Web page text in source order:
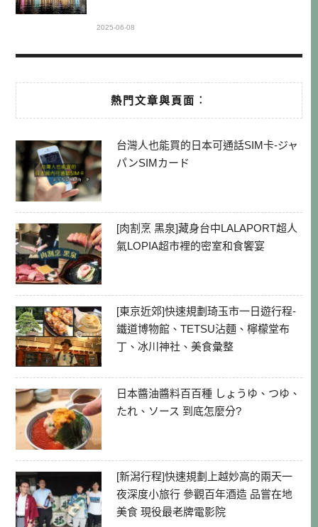
2025-06-08
熱門文章與頁面︰
台灣人也能買的日本可通話SIM卡-ジャ
パンSIMカード
[肉割烹 黑泉]藏身台中LALAPORT超人
氣LOPIA超市裡的密室和食饗宴
[東京近郊]快速規劃琦玉市一日遊行程-
鐵道博物館、TETSU沾麵、檸檬堂布
丁、冰川神社、美食彙整
日本醬油醬料百百種 しょうゆ、つゆ、
たれ、ソース 到底怎麼分?
[新潟行程]快速規劃上越妙高的兩天一
夜深度小旅行 參觀百年酒造 品嘗在地
美食 現役最老牌電影院